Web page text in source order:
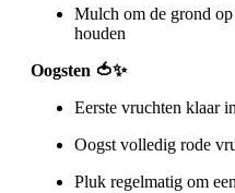
Mulch om de grond
houden
Oogsten 🍅✨
Eerste vruchten klaar in
Oogst volledig rode
Pluk regelmatig om